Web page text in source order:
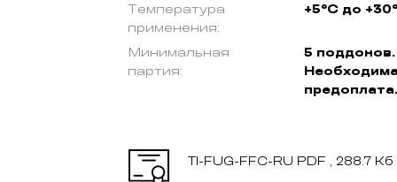
Температура
применения:
+5°C до
Минимальная
партия:
5 поддонов.
предоплата.
TI-FUG-FFC-RU PDF , 288.7 Кб